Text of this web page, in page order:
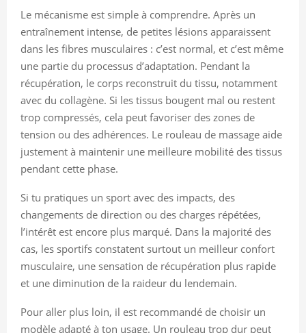
Le mécanisme est simple à comprendre. Après un
entraînement intense, de petites lésions apparaissent
dans les fibres musculaires : c’est normal, et c’est même
une partie du processus d’adaptation. Pendant la
récupération, le corps reconstruit du tissu, notamment
avec du collagène. Si les tissus bougent mal ou restent
trop compressés, cela peut favoriser des zones de
tension ou des adhérences. Le rouleau de massage aide
justement à maintenir une meilleure mobilité des tissus
pendant cette phase.
Si tu pratiques un sport avec des impacts, des
changements de direction ou des charges répétées,
l’intérêt est encore plus marqué. Dans la majorité des
cas, les sportifs constatent surtout un meilleur confort
musculaire, une sensation de récupération plus rapide
et une diminution de la raideur du lendemain.
Pour aller plus loin, il est recommandé de choisir un
modèle adapté à ton usage. Un rouleau trop dur peut